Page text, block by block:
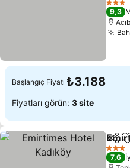
3 Yıldız
9,3
Başlangıç Fiyatı ₺3.188
Fiyatları görün: 3 site
3 Yıldız
7,6